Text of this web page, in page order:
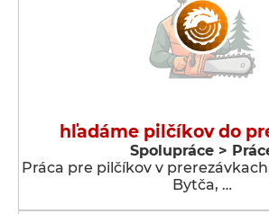
hľadáme pilčíkov do
Spolupráce >
Práca pre pilčíkov v
Bytča, …